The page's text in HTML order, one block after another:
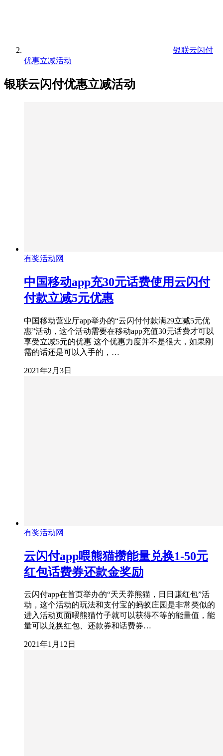
银联云闪付
优惠立减活动
银联云闪付优惠立减活动
有奖活动网
中国移动app充30元话费使用云闪付
付款立减5元优惠
中国移动营业厅app举办的“云闪付付款满29立减5元优
惠”活动，这个活动需要在移动app充值30元话费才可以
享受立减5元的优惠 这个优惠力度并不是很大，如果刚
需的话还是可以入手的，…
2021年2月3日
有奖活动网
云闪付app喂熊猫攒能量兑换1-50元
红包话费券还款金奖励
云闪付app在首页举办的“天天养熊猫，日日赚红包”活
动，这个活动的玩法和支付宝的蚂蚁庄园是非常类似的
进入活动页面喂熊猫竹子就可以获得不等的能量值，能
量可以兑换红包、还款券和话费券…
2021年1月12日